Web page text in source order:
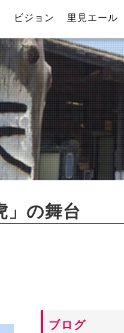
ビジョン 里見エール
」の舞台
ブログ